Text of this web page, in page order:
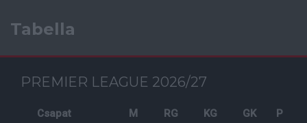
Tabella
PREMIER LEAGUE 2026/27
Csapat M RG KG GK P